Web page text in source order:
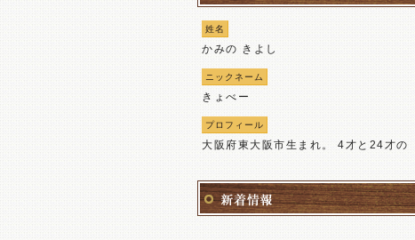
姓名
かみの きよし
ニックネーム
きょべー
プロフィール
大阪府東大阪市生まれ。 4才と24才の
死別。 24才の時ひき逃げの交通事故に
遭い3ヶ月余り入院。 退院後事故の後